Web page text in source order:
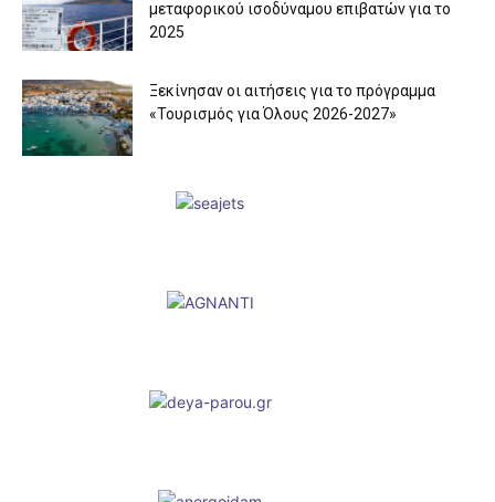
μεταφορικού ισοδύναμου επιβατών για το
2025
Ξεκίνησαν οι αιτήσεις για το πρόγραμμα
«Τουρισμός για Όλους 2026-2027»